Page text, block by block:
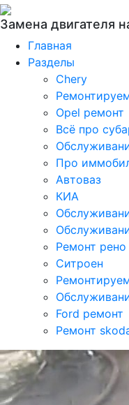
Замена двигателя
Главная
Разделы
Chery
Opel ремонт
Всё про
Про
Автоваз
КИА
Ремонт рено
Ситроен
Ford ремонт
Ремонт